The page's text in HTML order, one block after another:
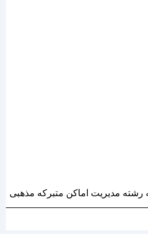
رشته مدیریت اماکن متبرکه مذهبی